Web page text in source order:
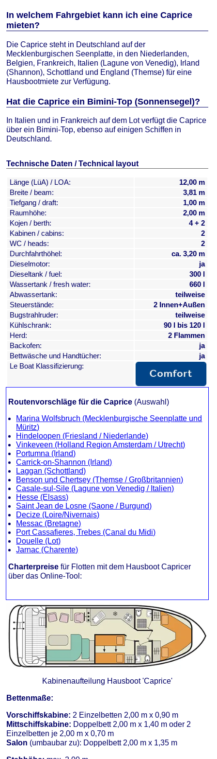
In welchem Fahrgebiet kann ich eine Caprice
mieten?
Die Caprice steht in Deutschland auf der
Mecklenburgischen Seenplatte, in den Niederlanden,
Belgien, Frankreich, Italien (Lagune von Venedig), Irland
(Shannon), Schottland und England (Themse) für eine
Hausbootmiete zur Verfügung.
Hat die Caprice ein Bimini-Top (Sonnensegel)?
In Italien und in Frankreich auf dem Lot verfügt die Caprice
über ein Bimini-Top, ebenso auf einigen Schiffen in
Deutschland.
Technische Daten / Technical layout
Länge (LüA) / LOA:
12,00 m
Breite / beam:
3,81 m
Tiefgang / draft:
1,00 m
Raumhöhe:
2,00 m
Kojen / berth:
4 + 2
Kabinen / cabins:
2
WC / heads:
2
Durchfahrthöhel:
ca. 3,20 m
Dieselmotor:
ja
Dieseltank / fuel:
300 l
Wassertank / fresh water:
660 l
Abwassertank:
teilweise
Steuerstände:
2 Innen+Außen
Bugstrahlruder:
teilweise
Kühlschrank:
90 l bis 120 l
Herd:
2 Flammen
Backofen:
ja
Bettwäsche und Handtücher:
ja
Le Boat Klassifizierung:
Routenvorschläge für die Caprice (Auswahl)
Marina Wolfsbruch (Mecklenburgische Seenplatte und
Müritz)
Hindeloopen (Friesland / Niederlande)
Vinkeveen (Holland Region Amsterdam / Utrecht)
Portumna (Irland)
Carrick-on-Shannon (Irland)
Laggan (Schottland)
Benson und Chertsey (Themse / Großbritannien)
Casale-sul-Sile (Lagune von Venedig / Italien)
Hesse (Elsass)
Saint Jean de Losne (Saone / Burgund)
Decize (Loire/Nivernais)
Messac (Bretagne)
Port Cassafieres, Trebes (Canal du Midi)
Douelle (Lot)
Jarnac (Charente)
Charterpreise für Flotten mit dem Hausboot Capricer
über das Online-Tool:
Kabinenaufteilung Hausboot 'Caprice'
Bettenmaße:
Vorschiffskabine: 2 Einzelbetten 2,00 m x 0,90 m
Mittschiffskabine: Doppelbett 2,00 m x 1,40 m oder 2
Einzelbetten je 2,00 m x 0,70 m
Salon (umbaubar zu): Doppelbett 2,00 m x 1,35 m